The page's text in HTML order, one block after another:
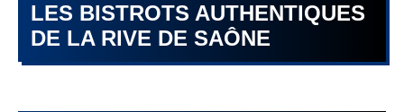
LES BISTROTS AUTHENTIQUES
DE LA RIVE DE SAÔNE